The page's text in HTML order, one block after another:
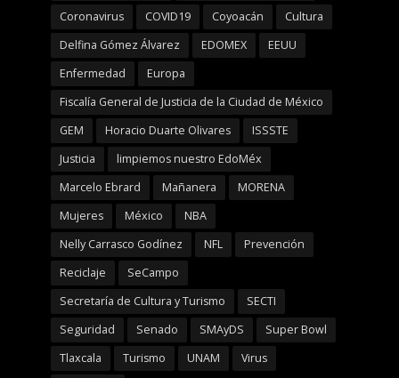
Coronavirus
COVID19 Coyoacán
Cultura
Delfina Gómez Álvarez
EDOMEX
EEUU
Enfermedad
Europa
Fiscalía General de Justicia de la Ciudad de México
GEM
Horacio Duarte Olivares
ISSSTE
Justicia
limpiemos nuestro EdoMéx
Marcelo Ebrard
Mañanera
MORENA
Mujeres
México
NBA
Nelly Carrasco Godínez
NFL
Prevención
Reciclaje
SeCampo
Secretaría de Cultura y Turismo
SECTI
Seguridad
Senado SMAyDS
Super Bowl
Tlaxcala
Turismo UNAM Virus